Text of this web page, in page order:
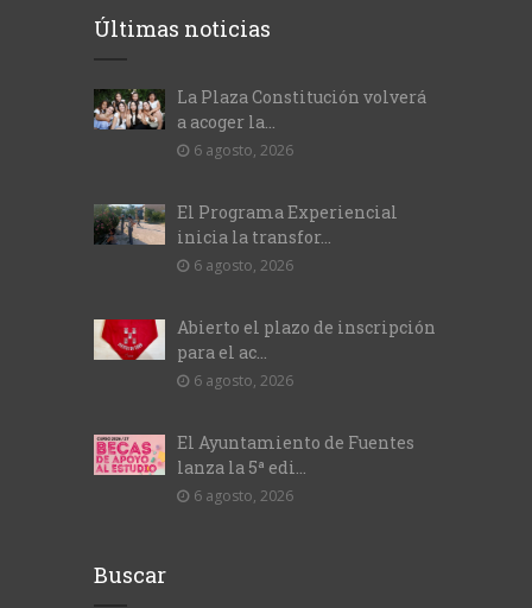
Últimas noticias
La Plaza Constitución volverá
a acoger la...
6 agosto, 2026
El Programa Experiencial
inicia la transfor...
6 agosto, 2026
Abierto el plazo de inscripción
para el ac...
6 agosto, 2026
El Ayuntamiento de Fuentes
lanza la 5ª edi...
6 agosto, 2026
Buscar